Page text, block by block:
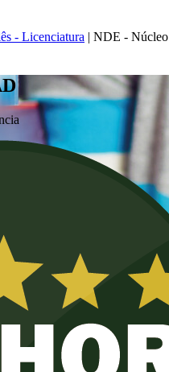
- Licenciatura | NDE - Núcleo